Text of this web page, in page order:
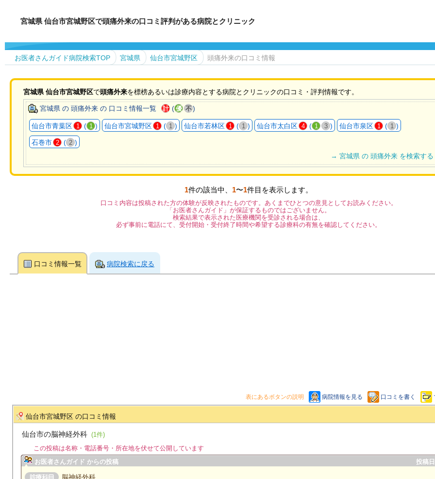
宮城県 仙台市宮城野区で頭痛外来の口コミ評判がある病院とクリニック
お医者さんガイド病院検索TOP 宮城県 仙台市宮城野区 頭痛外来の口コミ情報
宮城県 仙台市宮城野区で頭痛外来を標榜あるいは診療内容とする病院とクリニックの口コミ・評判情報です。
宮城県 の 頭痛外来 の 口コミ情報一覧 計 (優 不)
仙台市青葉区 1 ( 1 ) 仙台市宮城野区 1 ( 1 ) 仙台市若林区 1 ( 1 ) 仙台市太白区 4 ( 1 3 ) 仙台市泉区 1 ( 1 )
石巻市 2 ( 2 )
→ 宮城県 の 頭痛外来 を検索する
1件の該当中、 1〜1件目を表示します。
口コミ内容は投稿された方の体験が反映されたものです。あくまでひとつの意見としてお読みください。
「お医者さんガイド」が保証するものではございません。
検索結果で表示された医療機関を受診される場合は、
必ず事前に電話にて、受付開始・受付終了時間や希望する診療科の有無を確認してください。
口コミ情報一覧 病院検索に戻る
表にあるボタンの説明 病院情報を見る 口コミを書く
仙台市宮城野区 の口コミ情報
仙台市の脳神経外科 (1件)
この投稿は名称・電話番号・所在地を伏せて公開しています
お医者さんガイド からの投稿
投稿
脳神経外科